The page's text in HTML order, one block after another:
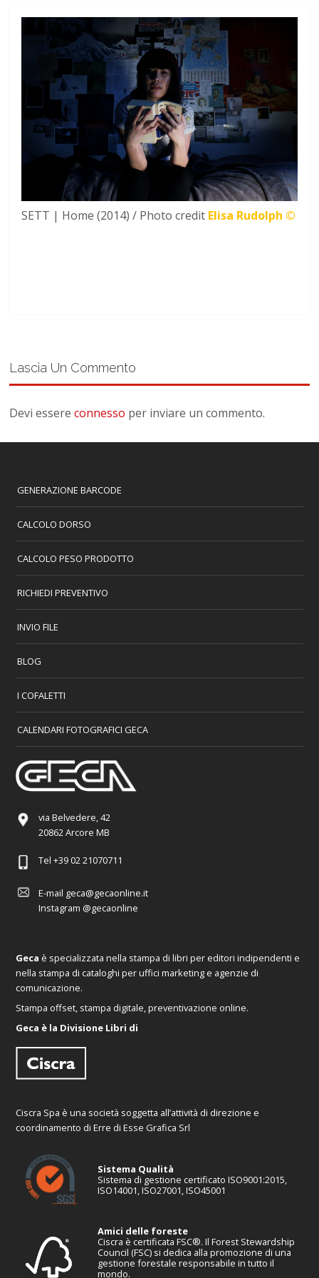
SETT | Home (2014) / Photo credit Elisa Rudolph ©
Lascia Un Commento
Devi essereconnesso per inviare un commento.
GENERAZIONE BARCODE
CALCOLO DORSO
CALCOLO PESO PRODOTTO
RICHIEDI PREVENTIVO
INVIO FILE
BLOG
I COFALETTI
CALENDARI FOTOGRAFICI GECA
via Belvedere, 42
20862 Arcore MB
Tel +39 02 21070711
E-mail geca@gecaonline.it
Instagram @gecaonline
Geca è specializzata nella stampa di libri per editori indipendenti e
nella stampa di cataloghi per uffici marketing e agenzie di
comunicazione.
Stampa offset, stampa digitale, preventivazione online.
Geca è la Divisione Libri di
Ciscra Spa è una società soggetta all’attività di direzione e
coordinamento di Erre di Esse Grafica Srl
Sistema Qualità
Sistema di gestione certificato ISO9001:2015,
ISO14001, ISO27001, ISO45001
Amici delle foreste
Ciscra è certificata FSC®. Il Forest Stewardship
Council (FSC) si dedica alla promozione di una
gestione forestale responsabile in tutto il
mondo.